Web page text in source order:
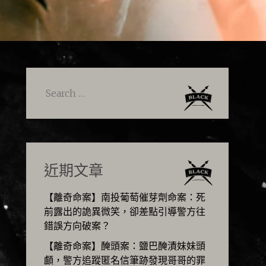
Search
近期文章
【離奇命案】南投葡萄催芽劑命案：死
前露出的詭異微笑，卻差點引導警方往
錯誤方向破案？
【離奇命案】醃頭案：鹽巴醃漬妹妹頭
顱，警方追蹤匿名信筆跡發現哥哥的罪